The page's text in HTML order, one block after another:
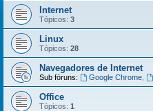
Internet
Tópicos: 3
Linux
Tópicos: 28
Navegadores de Internet
Sub fóruns: Google Chrome,
Office
Tópicos: 1